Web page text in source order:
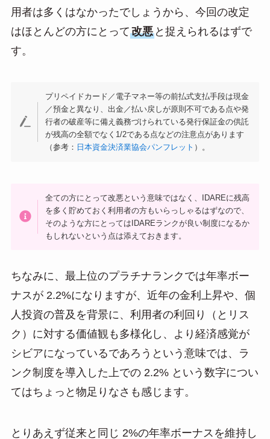
用者は多くはなかったでしょうから、今回の改定
はほとんどの方にとって改悪と捉えられるはずで
す。
プリペイドカード／電子マネー等の前払式支払手段は現金
／預金と異なり、出金／払い戻しが原則不可である点や発
行者の破産等に備え義務づけられている発行保証金の供託
が残高の全額でなく1/2である点などの注意点があります
（参考： 日本資金決済業協会パンフレット ）。
全ての方にとって改悪という意味ではなく、IDAREに残高
を多く貯めておく利用者の方もいらっしゃるはずなので、
そのような方にとってはIDAREランクが良い制度になるか
もしれないという点は添えておきます。
ちなみに、最上位のプラチナランクでは年率ボー
ナスが 2.2%になりますが、近年の金利上昇や、個
人投資の普及を背景に、利用者の利回り（とリス
ク）に対する価値観も多様化し、より経済感覚が
シビアになっているであろうという意味では、ラ
ンク制度を導入した上での 2.2% という数字につい
てはちょっと物足りなさも感じます。
とりあえず従来と同じ 2%の年率ボーナスを維持し